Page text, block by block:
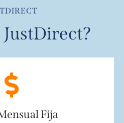
JustDirect?
Fija